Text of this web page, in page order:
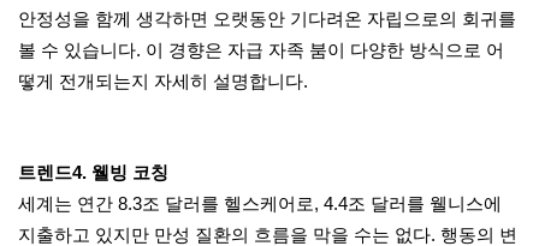
안정성을 함께 생각하면 오랫동안 기다려온 자립으로의 회귀를
볼 수 있습니다. 이 경향은 자급 자족 붐이 다양한 방식으로 어
떻게 전개되는지 자세히 설명합니다.
트렌드4. 웰빙 코칭
세계는 연간 8.3조 달러를 헬스케어로, 4.4조 달러를 웰니스에
지출하고 있지만 만성 질환의 흐름을 막을 수는 없다. 행동의 변